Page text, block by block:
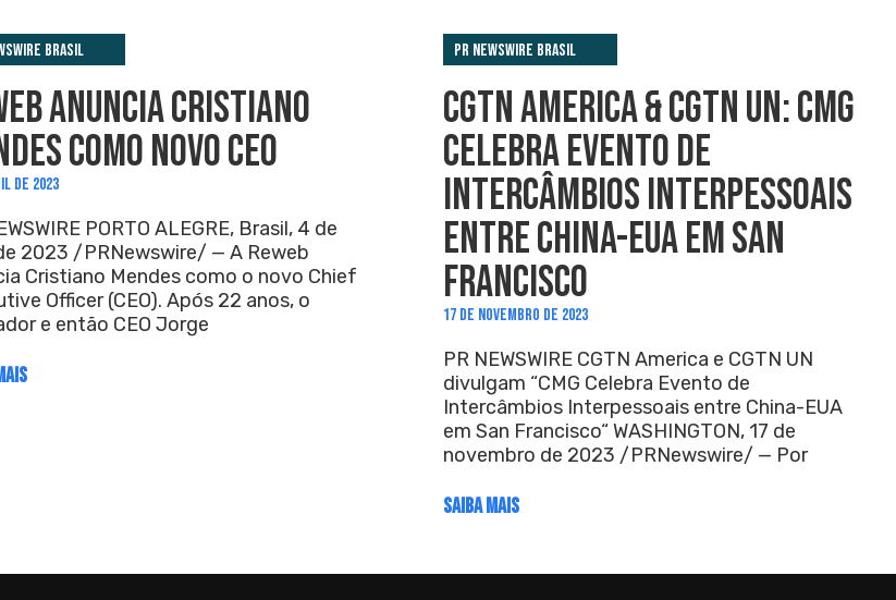
Brasil
ANUNCIA CRISTIANO
COMO NOVO CEO
DE 2023
PORTO ALEGRE, Brasil, 4 de
2023 /PRNewswire/ — A Reweb
Cristiano Mendes como o novo Chief
Officer (CEO). Após 22 anos, o
e então CEO Jorge
PR Newswire Brasil
CGTN AMERICA & CGTN UN: CMG
CELEBRA EVENTO DE
INTERCÂMBIOS INTERPESSOAIS
ENTRE CHINA-EUA EM SAN
FRANCISCO
17 DE NOVEMBRO DE 2023
PR NEWSWIRE CGTN America e CGTN UN
divulgam “CMG Celebra Evento de
Intercâmbios Interpessoais entre China-EUA
em San Francisco“ WASHINGTON, 17 de
novembro de 2023 /PRNewswire/ — Por
SAIBA MAIS